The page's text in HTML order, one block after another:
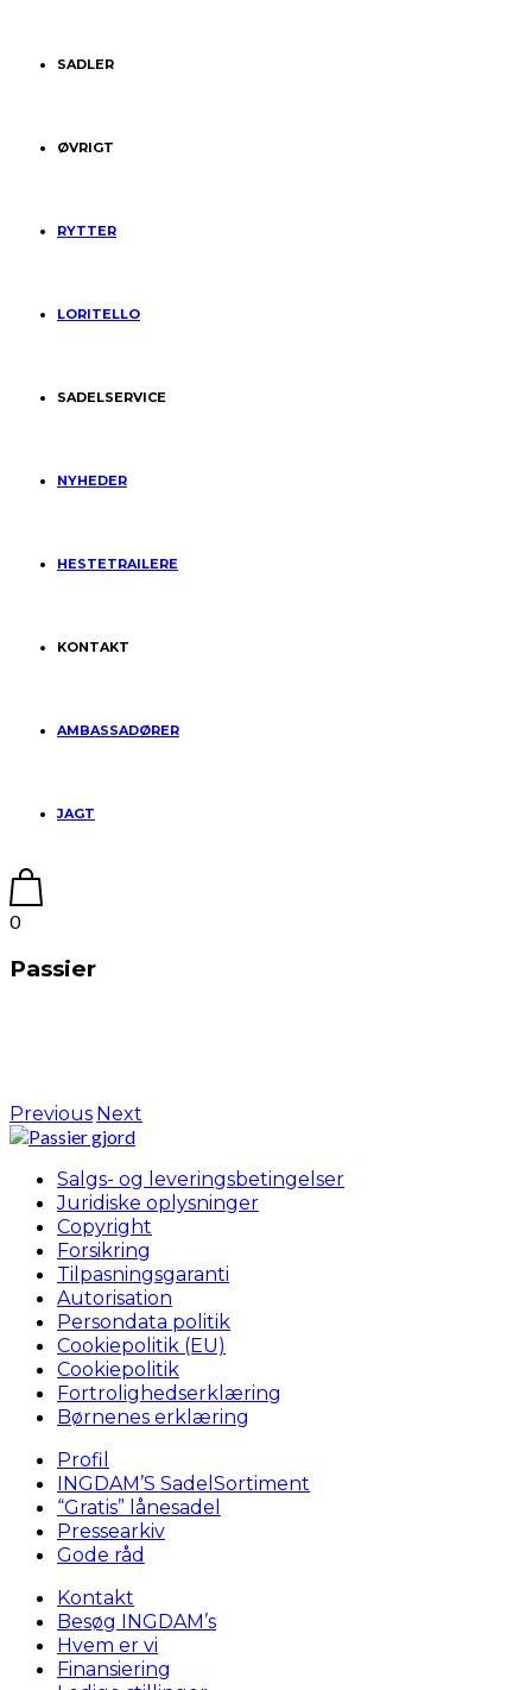
SADLER
ØVRIGT
RYTTER
LORITELLO
SADELSERVICE
NYHEDER
HESTETRAILERE
KONTAKT
AMBASSADØRER
JAGT
0
Passier
Previous Next
Salgs- og leveringsbetingelser
Juridiske oplysninger
Copyright
Forsikring
Tilpasningsgaranti
Autorisation
Persondata politik
Cookiepolitik (EU)
Cookiepolitik
Fortrolighedserklæring
Børnenes erklæring
Profil
INGDAM’S SadelSortiment
“Gratis” lånesadel
Pressearkiv
Gode råd
Kontakt
Besøg INGDAM’s
Hvem er vi
Finansiering